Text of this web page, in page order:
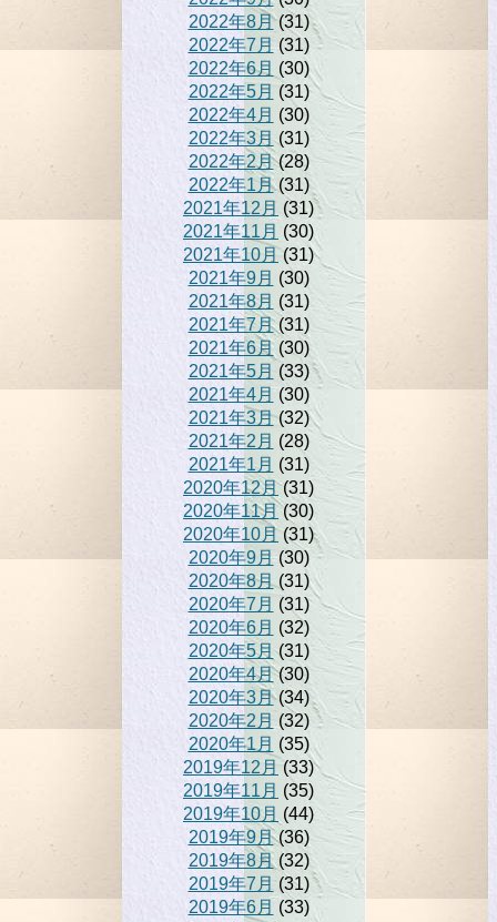
2022年8月(31)
2022年7月(31)
2022年6月 (30)
2022年5月 (31)
2022年4月 (30)
2022年3月 (31)
2022年2月(28)
2022年1月(31)
2021年12月 (31)
2021年11月 (30)
2021年10月 (31)
2021年9月 (30)
2021年8月 (31)
2021年7月(31)
2021年6月(30)
2021年5月 (33)
2021年4月(30)
2021年3月(32)
2021年2月 (28)
2021年1月 (31)
2020年12月(31)
2020年11月(30)
2020年10月 (31)
2020年9月(30)
2020年8月(31)
2020年7月 (31)
2020年6月 (32)
2020年5月 (31)
2020年4月(30)
2020年3月(34)
2020年2月 (32)
2020年1月 (35)
2019年12月 (33)
2019年11月 (35)
2019年10月 (44)
2019年9月(36)
2019年8月(32)
2019年7月 (31)
2019年6月 (33)